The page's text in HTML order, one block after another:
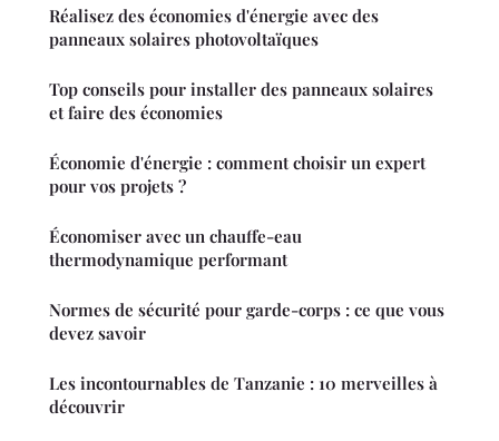
Réalisez des économies d'énergie avec des
panneaux solaires photovoltaïques
Top conseils pour installer des panneaux solaires
et faire des économies
Économie d'énergie : comment choisir un expert
pour vos projets ?
Économiser avec un chauffe-eau
thermodynamique performant
Normes de sécurité pour garde-corps : ce que vous
devez savoir
Les incontournables de Tanzanie : 10 merveilles à
découvrir